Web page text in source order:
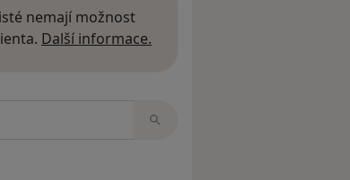
nemají možnost
Další informace.